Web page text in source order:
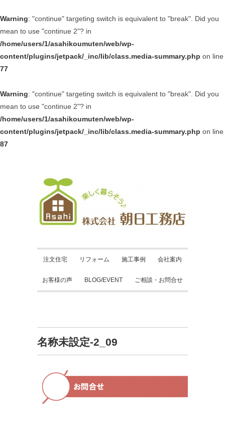
Warning: "continue" targeting switch is equivalent to "break". Did you
mean to use "continue 2"? in
/home/users/1/asahikoumuten/web/wp-
content/plugins/jetpack/_inc/lib/class.media-summary.php on line
77
Warning: "continue" targeting switch is equivalent to "break". Did you
mean to use "continue 2"? in
/home/users/1/asahikoumuten/web/wp-
content/plugins/jetpack/_inc/lib/class.media-summary.php on line
87
注文住宅 リフォーム 施工事例 会社案内
お客様の声 BLOG/EVENT ご相談・お問合せ
名称未設定-2_09